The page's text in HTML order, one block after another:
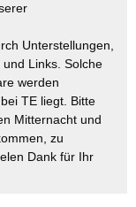
Unterstellungen,
Links. Solche
werden
TE liegt. Bitte
Mitternacht und
zu
Dank für Ihr